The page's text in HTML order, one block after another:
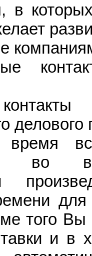
в
делового
время
во
того
и в